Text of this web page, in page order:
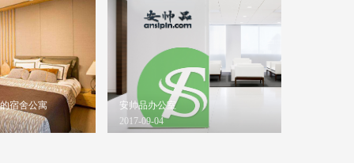
宿舍公寓
安帅品办公室
2017-09-04